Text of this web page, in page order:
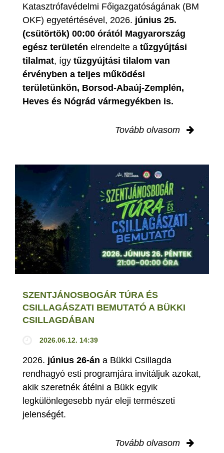
Katasztrófavédelmi Főigazgatóságának (BM
OKF) egyetértésével, 2026. június 25.
(csütörtök) 00:00 órától Magyarország
egész területén elrendelte a tűzgyújtási
tilalmat, így tűzgyújtási tilalom van
érvényben a teljes működési
területünkön, Borsod-Abaúj-Zemplén,
Heves és Nógrád vármegyékben is.
Tovább olvasom
SZENTJÁNOSBOGÁR TÚRA ÉS
CSILLAGÁSZATI BEMUTATÓ A BÜKKI
CSILLAGDÁBAN
2026.06.12. 14:39
2026. június 26-án a Bükki Csillagda
rendhagyó esti programjára invitáljuk azokat,
akik szeretnék átélni a Bükk egyik
legkülönlegesebb nyár eleji természeti
jelenségét.
Tovább olvasom